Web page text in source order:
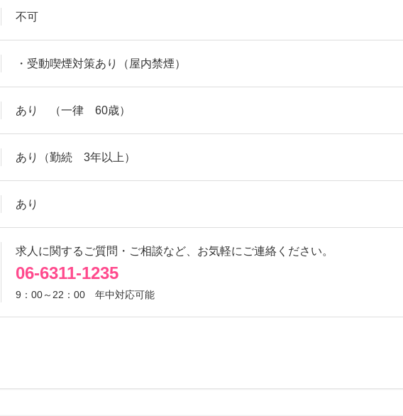
不可
・受動喫煙対策あり（屋内禁煙）
あり （一律 60歳）
あり（勤続 3年以上）
あり
求人に関するご質問・ご相談など、お気軽にご連絡ください。
06-6311-1235
9：00～22：00 年中対応可能